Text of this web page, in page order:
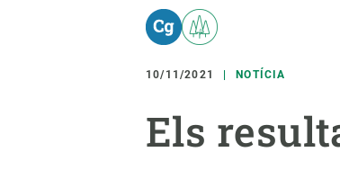
d'ariadna
10/11/2021 NOTÍCIA
Els
Featured
responsive
Responsive
menu
SOBRE NOSALTRES
Organització institucional